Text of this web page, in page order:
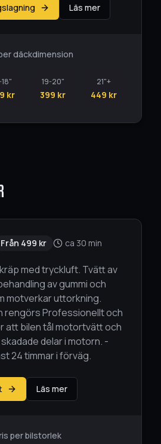
Läs mer
däckdimension
18"
kr
19-20"
399 kr
21"+
449 kr
Från 499 kr ca 30 min
med tryckluft. Tvätt av
av gummi och
motverkar uttorkning.
rengörs Professionellt och
att bilen tål motortvätt och
delar i motorn. -
24 timmar i förväg.
Läs mer
per bilstorlek